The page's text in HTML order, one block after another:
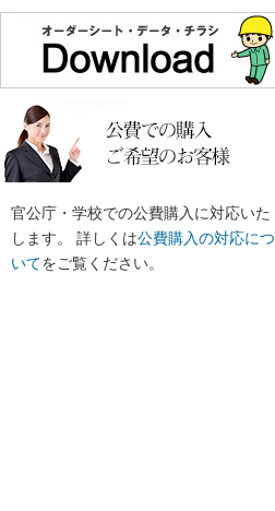
官公庁・学校での公費購入に対応いた
します。 詳しくは公費購入の対応につ
いてをご覧ください。